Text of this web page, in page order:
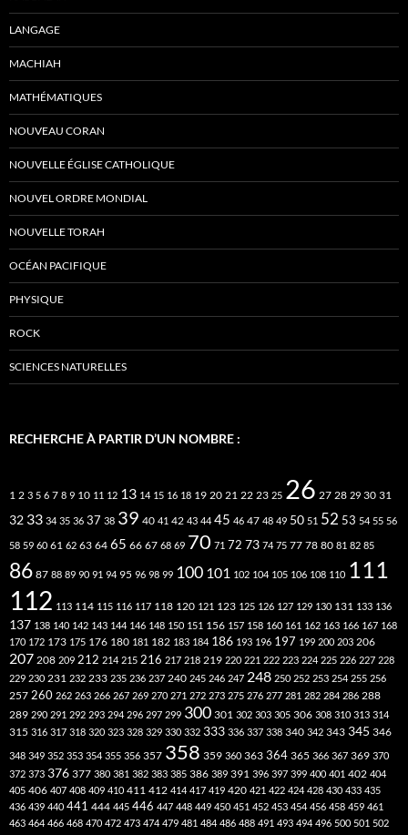
LANGAGE
MACHIAH
MATHÉMATIQUES
NOUVEAU CORAN
NOUVELLE ÉGLISE CATHOLIQUE
NOUVEL ORDRE MONDIAL
NOUVELLE TORAH
OCÉAN PACIFIQUE
PHYSIQUE
ROCK
SCIENCES NATURELLES
RECHERCHE À PARTIR D’UN NOMBRE :
1 2 3 5 6 7 8 9 10 11 12 13 14 15 16 18 19 20 21 22 23 25 26 27 28 29 30 31
32 33 34 35 36 37 38 39 40 41 42 43 44 45 46 47 48 49 50 51 52 53 54 55 56
58 59 60 61 62 63 64 65 66 67 68 69 70 71 72 73 74 75 77 78 80 81 82 85
86 87 88 89 90 91 94 95 96 98 99 100 101 102 104 105 106 108 110 111
112 113 114 115 116 117 118 120 121 123 125 126 127 129 130 131 133 136
137 138 140 142 143 144 146 148 150 151 156 157 158 160 161 162 163 166 167 168
170 172 173 175 176 180 181 182 183 184 186 193 196 197 199 200 203 206
207 208 209 212 214 215 216 217 218 219 220 221 222 223 224 225 226 227 228
229 230 231 232 233 235 236 237 240 245 246 247 248 250 252 253 254 255 256
257 260 262 263 266 267 269 270 271 272 273 275 276 277 281 282 284 286 288
289 290 291 292 293 294 296 297 299 300 301 302 303 305 306 308 310 313 314
315 316 317 318 320 323 328 329 330 332 333 336 337 338 340 342 343 345 346
348 349 352 353 354 355 356 357 358 359 360 363 364 365 366 367 369 370
372 373 376 377 380 381 382 383 385 386 389 391 396 397 399 400 401 402 404
405 406 407 408 409 410 411 412 414 417 419 420 421 422 424 428 430 433 435
436 439 440 441 444 445 446 447 448 449 450 451 452 453 454 456 458 459 461
463 464 466 468 470 472 473 474 479 481 484 486 488 491 493 494 496 500 501 502